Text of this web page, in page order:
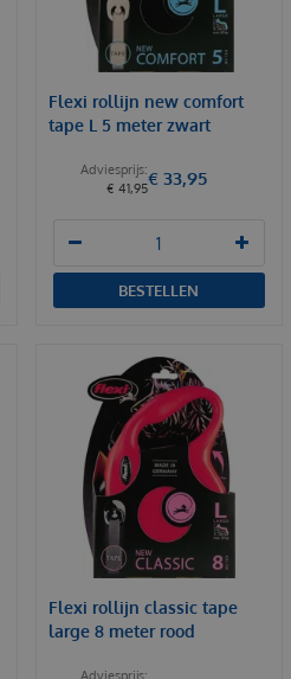
Flexi rollijn new comfort
tape L 5 meter zwart
€ 41,95€ 33,95
BESTELLEN
Flexi rollijn classic tape
large 8 meter rood